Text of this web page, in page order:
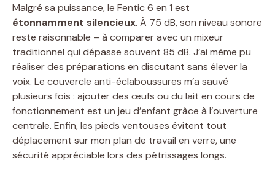
Malgré sa puissance, le Fentic 6 en 1 est
étonnamment silencieux. À 75 dB, son niveau sonore
reste raisonnable – à comparer avec un mixeur
traditionnel qui dépasse souvent 85 dB. J’ai même pu
réaliser des préparations en discutant sans élever la
voix. Le couvercle anti-éclaboussures m’a sauvé
plusieurs fois : ajouter des œufs ou du lait en cours de
fonctionnement est un jeu d’enfant grâce à l’ouverture
centrale. Enfin, les pieds ventouses évitent tout
déplacement sur mon plan de travail en verre, une
sécurité appréciable lors des pétrissages longs.